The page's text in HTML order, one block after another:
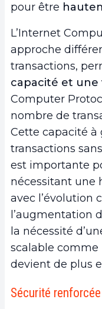
pour être
L’Internet
approche
transactions,
capacité et une
Computer
nombre de
Cette capacité à
transactions
est importante
nécessitant une
avec l’évolution
l’augmentation
la nécessité
scalable comme
devient de plus
Sécurité